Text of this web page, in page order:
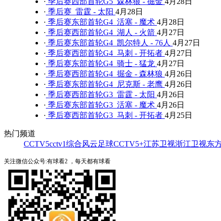
· 季后赛 雷霆 - 太阳 4月28日
· 季后赛东部首轮G4 活塞 - 魔术 4月28日
· 季后赛西部首轮G4 湖人 - 火箭 4月27日
· 季后赛东部首轮G4 凯尔特人 - 76人 4月27日
· 季后赛西部首轮G4 马刺 - 开拓者 4月27日
· 季后赛东部首轮G4 骑士 - 猛龙 4月27日
· 季后赛西部首轮G4 掘金 - 森林狼 4月26日
· 季后赛东部首轮G4 尼克斯 - 老鹰 4月26日
· 季后赛西部首轮G3 雷霆 - 太阳 4月26日
· 季后赛东部首轮G3 活塞 - 魔术 4月26日
· 季后赛西部首轮G3 马刺 - 开拓者 4月25日
热门频道
CCTV5cctv1综合风云足球CCTV5+江苏卫视浙江卫视东
关注微信公众号:有球看2 ，每天都有球看